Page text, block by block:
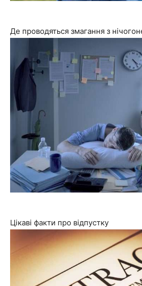
Де проводяться змагання з
Цікаві факти про відпустку